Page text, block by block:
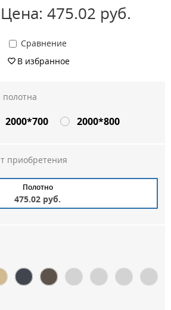
Цена: 475.02 руб.
Сравнение
В избранное
2000*700 2000*800
приобретения
Полотно
475.02 руб.